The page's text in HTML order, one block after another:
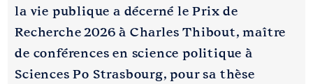
la vie publique a décerné le Prix de
Recherche 2026 à Charles Thibout, maître
de conférences en science politique à
Sciences Po Strasbourg, pour sa thèse